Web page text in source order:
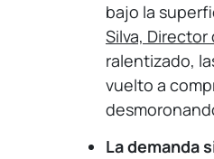
bajo la
Silva,
ralentizado,
vuelto a
La demanda